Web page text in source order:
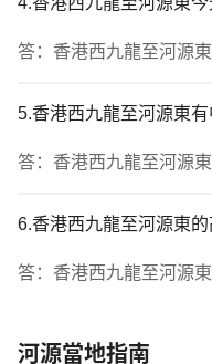
答：香港西九龍至河源
5.香港西九龍至河源東有
答：香港西九龍至河源
6.香港西九龍至河源東的
答：香港西九龍至河源
河源當地指南